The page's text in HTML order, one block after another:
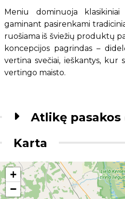
Meniu dominuoja
gaminant pasirenkami
ruošiama iš šviežių produktų
koncepcijos pagrindas –
vertina svečiai, ieškantys, kur
vertingo maisto.
Atlikę pasakos
Karta
+
−